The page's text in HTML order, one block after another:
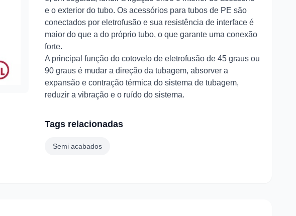
e o exterior do tubo. Os acessórios para tubos de PE são
conectados por eletrofusão e sua resistência de interface é
maior do que a do próprio tubo, o que garante uma conexão
forte.
A principal função do cotovelo de eletrofusão de 45 graus ou
90 graus é mudar a direção da tubagem, absorver a
expansão e contração térmica do sistema de tubagem,
reduzir a vibração e o ruído do sistema.
Tags relacionadas
Semi acabados